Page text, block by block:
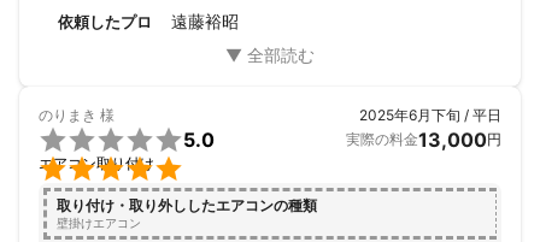
依頼したプロ 遠藤裕昭
のりまき 様


5.0
エアコン取り付け
2025年6月下旬 / 平日
実際の料金13,000円
取り付け・取り外ししたエアコンの種類
壁掛けエアコン